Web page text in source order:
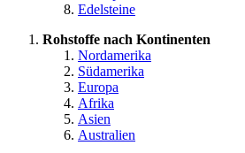
Edelsteine
Rohstoffe nach Kontinenten
Nordamerika
Südamerika
Europa
Afrika
Asien
Australien